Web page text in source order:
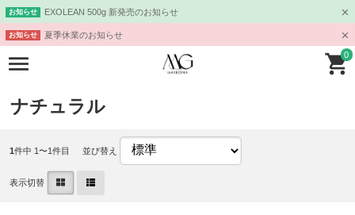
お知らせ EXOLEAN 500g 新発売のお知らせ
お知らせ 夏季休業のお知らせ
0
ナチュラル
1件中 1〜1件目 並び替え
表示切替